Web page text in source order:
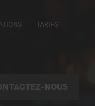
NOUS
TARIFS